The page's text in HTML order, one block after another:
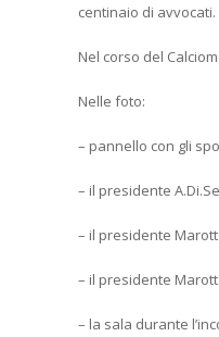
centinaio di avvocati.
Nel corso del
Nelle foto:
– pannello con gli
– il presidente
– il presidente
– il presidente
– la sala durante